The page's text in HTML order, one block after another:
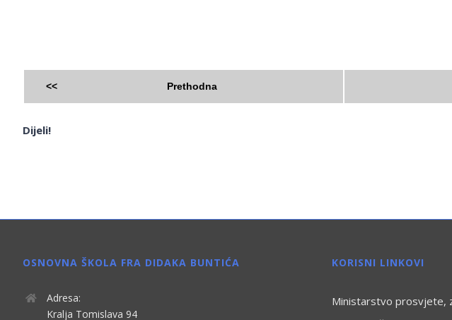
<< Prethodna
Dijeli!
OSNOVNA ŠKOLA FRA DIDAKA BUNTIĆA
Adresa:
Kralja Tomislava 94
KORISNI LINKOVI
Ministarstvo prosvjete,